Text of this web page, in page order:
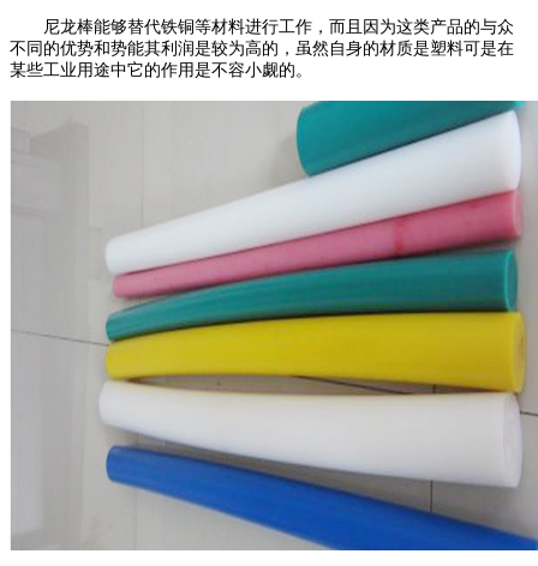
尼龙棒能够替代铁铜等材料进行工作，而且因为这类产品的与众
不同的优势和势能其利润是较为高的，虽然自身的材质是塑料可是在
某些工业用途中它的作用是不容小觑的。